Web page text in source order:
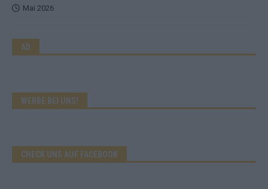
Mai 2026
AD
WERBE BEI UNS!
CHECK UNS AUF FACEBOOK